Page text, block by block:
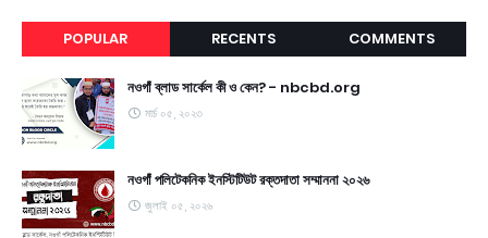
POPULAR RECENTS COMMENTS
নওগাঁ ব্লাড সার্কেল কী ও কেন? - nbcbd.org
মার্চ ০৫, ২০২৩
নওগাঁ পলিটেকনিক ইনস্টিটিউট রক্তদাতা সম্মাননা ২০২৬
জুলাই ০৫, ২০২৬